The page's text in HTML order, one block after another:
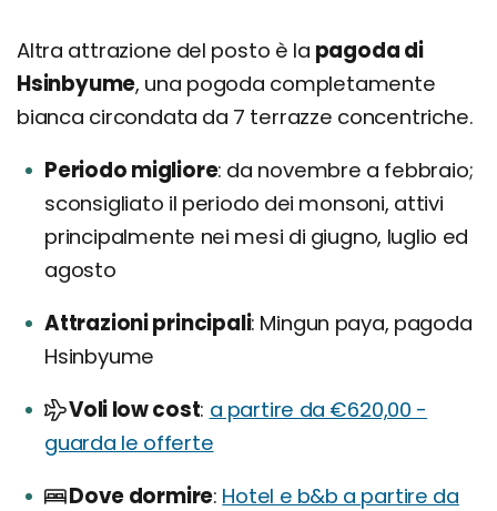
Altra attrazione del posto è la pagoda di
Hsinbyume, una pogoda completamente
bianca circondata da 7 terrazze concentriche.
Periodo migliore da novembre a febbraio;
sconsigliato il periodo dei monsoni, attivi
principalmente nei mesi di giugno, luglio ed
agosto
Attrazioni principali Mingun paya, pagoda
Hsinbyume
Voli low cost a partire da €620,00 -
guarda le offerte
Dove dormire Hotel e b&b a partire da